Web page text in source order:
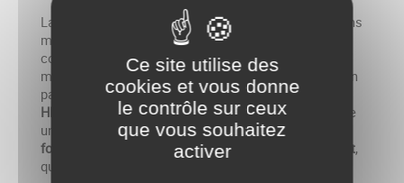
La
référence Lavor 00058-03732remplace les anciens
modèles (dont la réf. 5.009.0126) et offre une
compatibilité directe avec une vaste gamme de
machines Lavor, allant desVulcanoaux
, en
passant par les versions industriellesLKX,TEKNA
HLR
, ou encore KOLUMBO. Ce transformateur assure
une
stabilité d’allumage, unesécurité de
fonctionnement
rendement thermique constant,
quelles que soient les conditions de travail.
Ce site utilise des
cookies et vous donne
le contrôle sur ceux
que vous souhaitez
activer